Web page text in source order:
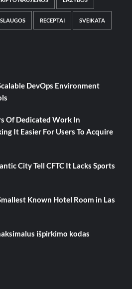
RECEPTAI SVEIKATA
DevOps Environment
Of Dedicated Work In
It Easier For Users To Acquire
City Tell CFTC It Lacks Sports
Known Hotel Room in Las
išpirkimo kodas